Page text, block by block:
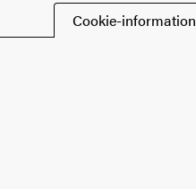
Cookie-information